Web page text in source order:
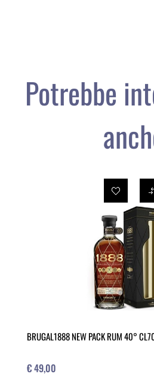
Potrebbe
BRUGAL1888 NEW PACK RUM 40°
€ 49,00